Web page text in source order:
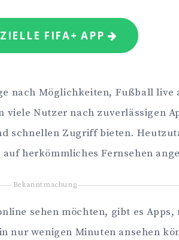
FIFA+ APP
nach Möglichkeiten, Fußball live
Nutzer nach zuverlässigen
schnellen Zugriff bieten.
herkömmliches Fernsehen
Bekanntmachung
sehen möchten, gibt es Apps,
nur wenigen Minuten ansehen